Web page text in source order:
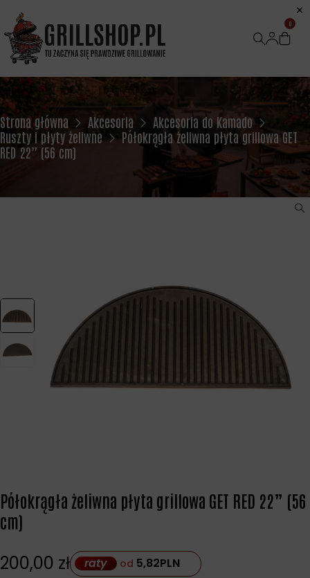
0
Strona główna Akcesoria
Akcesoria do Kamado
Ruszty i płyty żeliwne
Półokrągła żeliwna płyta grillowa GET
RED 22” (56 cm)
Półokrągła żeliwna płyta grillowa GET RED 22” (56
cm)
200,00 zł raty od 5,82PLN